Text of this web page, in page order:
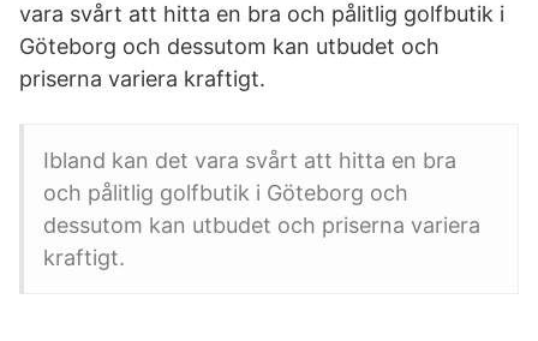
vara svårt att hitta en bra och pålitlig golfbutik i
Göteborg och dessutom kan utbudet och
priserna variera kraftigt.
Ibland kan det vara svårt att hitta en bra
och pålitlig golfbutik i Göteborg och
dessutom kan utbudet och priserna variera
kraftigt.